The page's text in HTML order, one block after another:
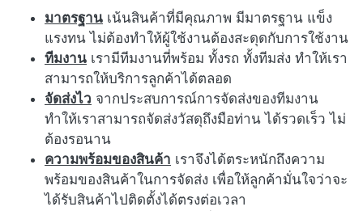
มาตรฐาน เน้นสินค้าที่มีคุณภาพ มีมาตรฐาน แข็ง
แรงทน ไม่ต้องทำให้ผู้ใช้งานต้องสะดุดกับการใช้งาน
ทีมงาน เรามีทีมงานที่พร้อม ทั้งรถ ทั้งทีมส่ง ทำให้เรา
สามารถให้บริการลูกค้าได้ตลอด
จัดส่งไว จากประสบการณ์การจัดส่งของทีมงาน
ทำให้เราสามารถจัดส่งวัสดุถึงมือท่าน ได้รวดเร็ว ไม่
ต้องรอนาน
ความพร้อมของสินค้า เราจึงได้ตระหนักถึงความ
พร้อมของสินค้าในการจัดส่ง เพื่อให้ลูกค้ามั่นใจว่าจะ
ได้รับสินค้าไปติดตั้งได้ตรงต่อเวลา